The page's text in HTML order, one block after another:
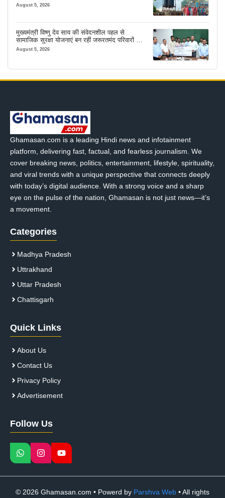
August 5, 2026
मुख्यमंत्री विष्णु देव साय की संवेदनशील पहल से
सामाजिक सुरक्षा योजनाएं बन रहीं जरूरतमंद परिवारों का
मजबूत सहारा
August 5, 2026
Ghamasan.com is a leading Hindi news and infotainment
platform, delivering fast, factual, and fearless journalism. We
cover breaking news, politics, entertainment, lifestyle, spirituality,
and viral trends with a unique perspective that connects deeply
with today’s digital audience. With a strong voice and a sharp
eye on the pulse of the nation, Ghamasan is not just news—it’s
a movement.
Categories
Madhya Pradesh
Uttrakhand
Uttar Pradesh
Chattisgarh
Quick Links
About Us
Contact Us
Privacy Policy
Advertisement
Follow Us
© 2026 Ghamasan.com • Powerd by Parshva Web • All rights